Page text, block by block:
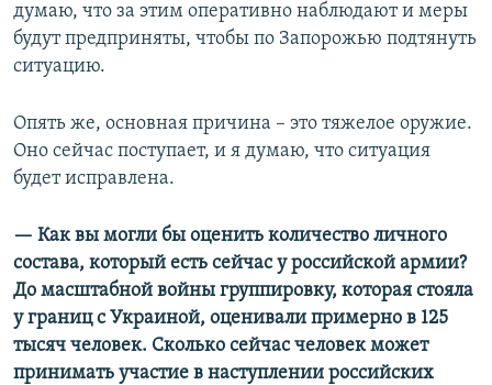
думаю, что за этим оперативно наблюдают и меры
будут предприняты, чтобы по Запорожью подтянуть
ситуацию.
Опять же, основная причина – это тяжелое оружие.
Оно сейчас поступает, и я думаю, что ситуация
будет исправлена.
— Как вы могли бы оценить количество личного
состава, который есть сейчас у российской армии?
До масштабной войны группировку, которая стояла
у границ с Украиной, оценивали примерно в 125
тысяч человек. Сколько сейчас человек может
принимать участие в наступлении российских